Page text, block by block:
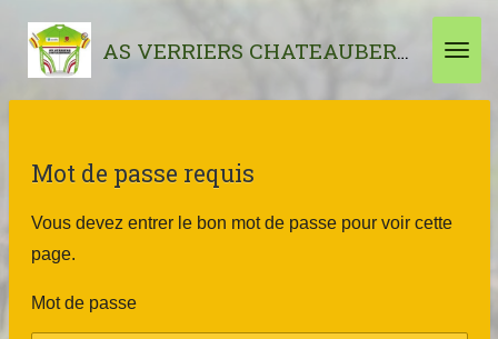
Passer
AS VERRIERS CHATEAUBERNARD
Mot de passe requis
Vous devez entrer le bon mot de passe pour voir cette
page.
Mot de passe